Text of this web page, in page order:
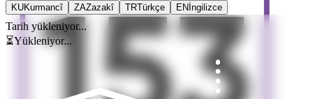
KUKurmancî ZAZazakî TRTürkçe EN İngilizce
Tarih yükleniyor...
⏳Yükleniyor...